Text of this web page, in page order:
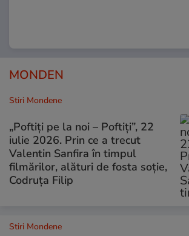
MONDEN
Stiri Mondene
„Poftiți pe la noi – Poftiți”, 22
iulie 2026. Prin ce a trecut
Valentin Sanfira în timpul
filmărilor, alături de fosta soție,
Codruța Filip
Stiri Mondene